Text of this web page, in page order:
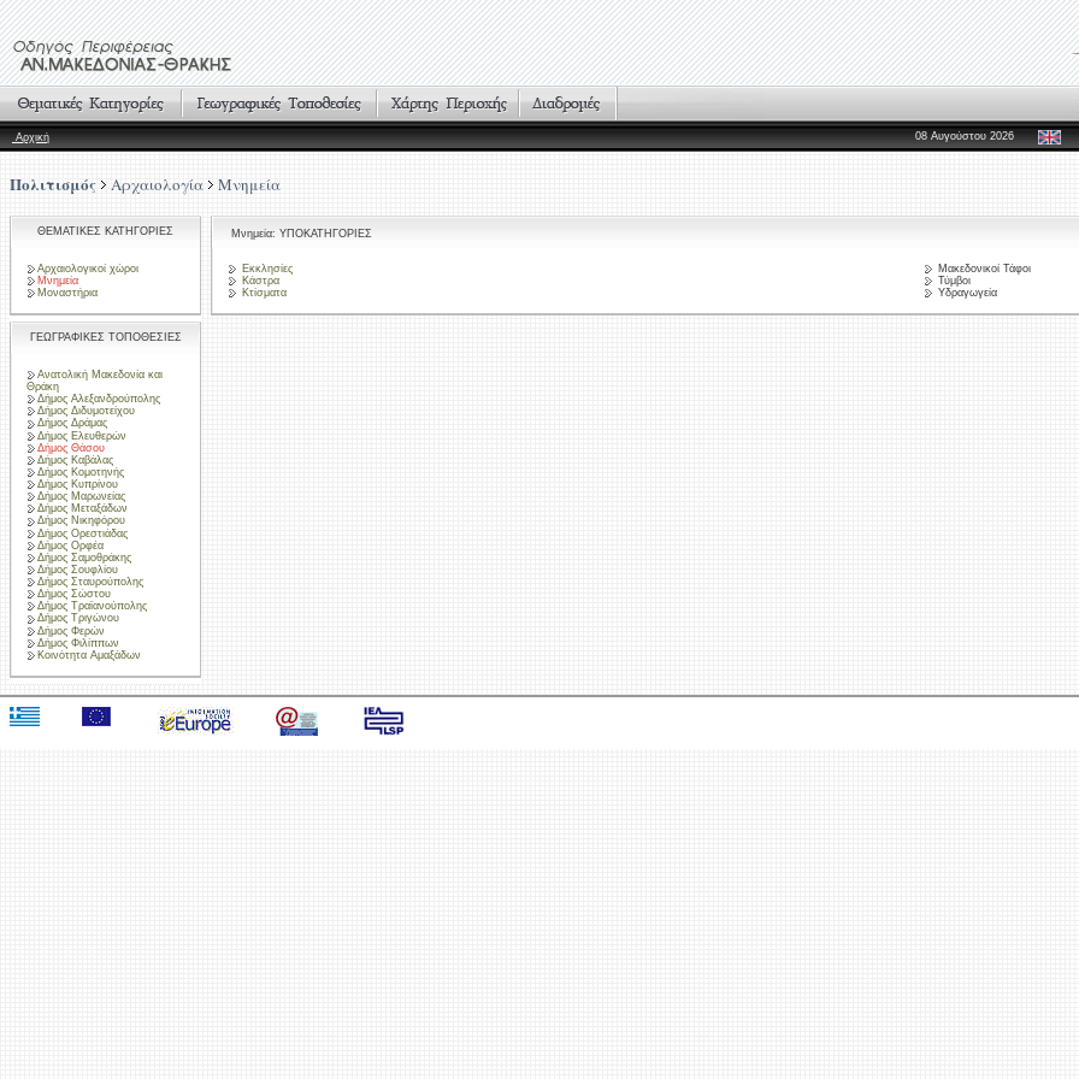
Αρχική 08 Αυγούστου 2026
Πολιτισμός Αρχαιολογία Μνημεία
ΘΕΜΑΤΙΚΕΣ ΚΑΤΗΓΟΡΙΕΣ
Αρχαιολογικοί χώροι
Μνημεία
Μοναστήρια
ΓΕΩΓΡΑΦΙΚΕΣ ΤΟΠΟΘΕΣΙΕΣ
Ανατολική Μακεδονία και
Θράκη
Δήμος Αλεξανδρούπολης
Δήμος Διδυμοτείχου
Δήμος Δράμας
Δήμος Ελευθερών
Δήμος Θάσου
Δήμος Καβάλας
Δήμος Κομοτηνής
Δήμος Κυπρίνου
Δήμος Μαρωνείας
Δήμος Μεταξάδων
Δήμος Νικηφόρου
Δήμος Ορεστιάδας
Δήμος Ορφέα
Δήμος Σαμοθράκης
Δήμος Σουφλίου
Δήμος Σταυρούπολης
Δήμος Σώστου
Δήμος Τραϊανούπολης
Δήμος Τριγώνου
Δήμος Φερών
Δήμος Φιλίππων
Κοινότητα Αμαξάδων
Μνημεία: ΥΠΟΚΑΤΗΓΟΡΙΕΣ
Εκκλησίες
Κάστρα
Κτίσματα
Μακεδονικοί Τάφοι
Τύμβοι
Υδραγωγεία